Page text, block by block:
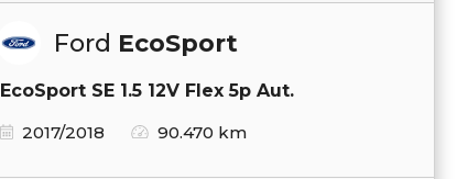
Ford EcoSport
EcoSport SE 1.5 12V Flex 5p Aut.
2017/2018
90.470 km